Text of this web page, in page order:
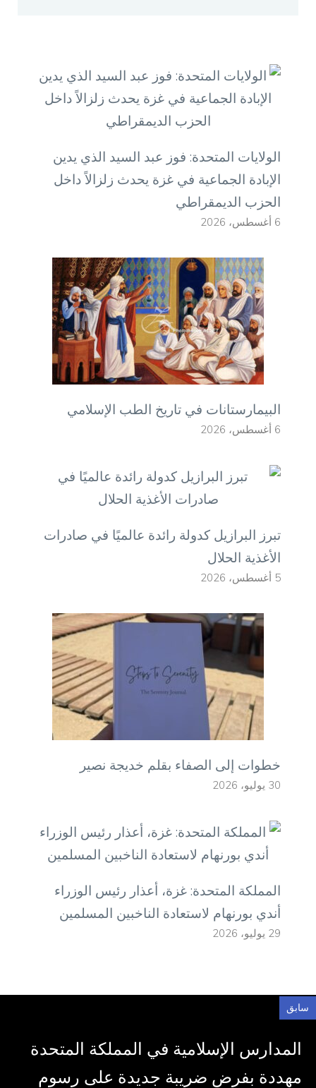
الولايات المتحدة: فوز عبد السيد الذي يدين
الإبادة الجماعية في غزة يحدث زلزالاً داخل
الحزب الديمقراطي
6 أغسطس، 2026
البيمارستانات في تاريخ الطب الإسلامي
6 أغسطس، 2026
تبرز البرازيل كدولة رائدة عالميًا في صادرات
الأغذية الحلال
5 أغسطس، 2026
خطوات إلى الصفاء بقلم خديجة نصير
30 يوليو، 2026
المملكة المتحدة: غزة، أعذار رئيس الوزراء
أندي بورنهام لاستعادة الناخبين المسلمين
29 يوليو، 2026
سابق
المدارس الإسلامية في المملكة المتحدة
مهددة بفرض ضريبة جديدة على رسوم